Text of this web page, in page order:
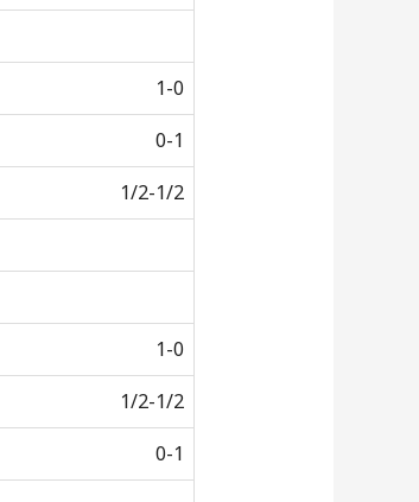
1-0
0-1
1/2-1/2
1-0
1/2-1/2
0-1